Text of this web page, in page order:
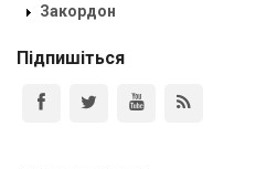
Закордон
Підпишіться